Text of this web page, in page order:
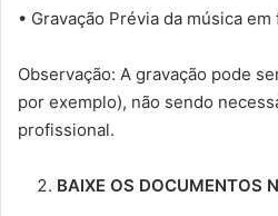
• Gravação Prévia da música
Observação: A gravação pode
por exemplo), não sendo
profissional.
BAIXE OS DOCUMENTOS